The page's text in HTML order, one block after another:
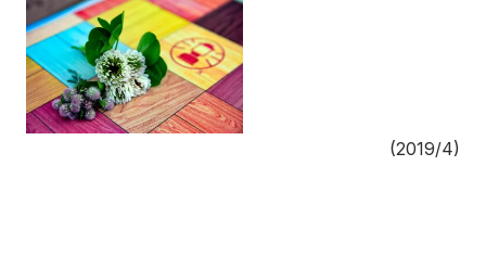
(2019/4)